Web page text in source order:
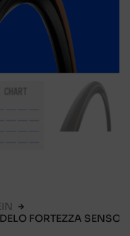
FORTEZZA